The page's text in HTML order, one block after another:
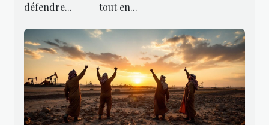
défendre...
tout en...